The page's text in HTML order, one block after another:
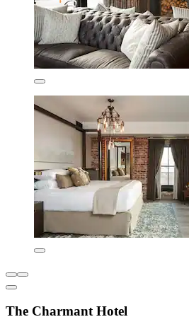
The Charmant Hotel